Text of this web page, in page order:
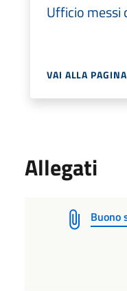
Ufficio messi
VAI ALLA PAGINA
Allegati
Buono